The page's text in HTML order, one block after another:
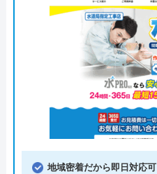
地域密着だから即日対応